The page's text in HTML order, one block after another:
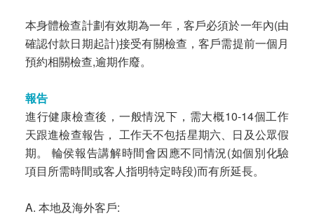
本身體檢查計劃有效期為一年，客戶必須於一年內(由
確認付款日期起計)接受有關檢查，客戶需提前一個月
預約相關檢查,逾期作廢。
報告
進行健康檢查後，一般情況下，需大概10-14個工作
天跟進檢查報告， 工作天不包括星期六、日及公眾假
期。 輪侯報告講解時間會因應不同情況(如個別化驗
項目所需時間或客人指明特定時段)而有所延長。
A. 本地及海外客戶: